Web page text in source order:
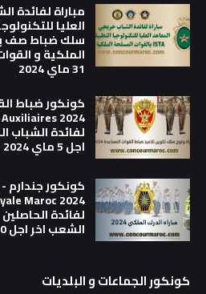
مباراة لفائدة
سلك ضباط صف
الملكية و
31 ماي 2024
2024
لفائدة الشباب
اجل 5 ماي 2024
كونكور جندارم
Maroc 2024
لفائدة
الشعب اخر اجل 10 ماي 2024
كونكور الجماعات و البلديات